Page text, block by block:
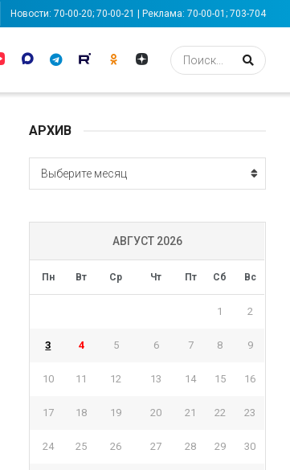
Новости: 70-00-20; 70-00-21 | Реклама: 70-00-01; 703-704
АРХИВ
АРХИВ
Выберите месяц
АВГУСТ 2026
Пн Вт Ср Чт Пт Сб Вс
1 2
3 4 5 6 7 8 9
10 11 12 13 14 15 16
17 18 19 20 21 22 23
24 25 26 27 28 29 30